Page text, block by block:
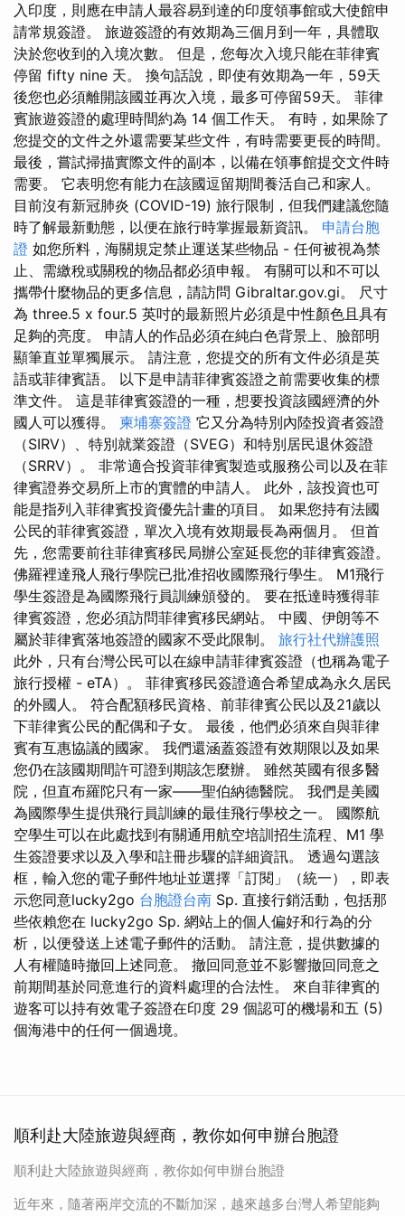
入印度，則應在申請人最容易到達的印度領事館或大使館申
請常規簽證。 旅遊簽證的有效期為三個月到一年，具體取
決於您收到的入境次數。 但是，您每次入境只能在菲律賓
停留 fifty nine 天。 換句話說，即使有效期為一年，59天
後您也必須離開該國並再次入境，最多可停留59天。 菲律
賓旅遊簽證的處理時間約為 14 個工作天。 有時，如果除了
您提交的文件之外還需要某些文件，有時需要更長的時間。
最後，嘗試掃描實際文件的副本，以備在領事館提交文件時
需要。 它表明您有能力在該國逗留期間養活自己和家人。
目前沒有新冠肺炎 (COVID-19) 旅行限制，但我們建議您隨
時了解最新動態，以便在旅行時掌握最新資訊。 申請台胞
證 如您所料，海關規定禁止運送某些物品 - 任何被視為禁
止、需繳稅或關稅的物品都必須申報。 有關可以和不可以
攜帶什麼物品的更多信息，請訪問 Gibraltar.gov.gi。 尺寸
為 three.5 x four.5 英吋的最新照片必須是中性顏色且具有
足夠的亮度。 申請人的作品必須在純白色背景上、臉部明
顯筆直並單獨展示。 請注意，您提交的所有文件必須是英
語或菲律賓語。 以下是申請菲律賓簽證之前需要收集的標
準文件。 這是菲律賓簽證的一種，想要投資該國經濟的外
國人可以獲得。 柬埔寨簽證 它又分為特別內陸投資者簽證
（SIRV）、特別就業簽證（SVEG）和特別居民退休簽證
（SRRV）。 非常適合投資菲律賓製造或服務公司以及在菲
律賓證券交易所上市的實體的申請人。 此外，該投資也可
能是指列入菲律賓投資優先計畫的項目。 如果您持有法國
公民的菲律賓簽證，單次入境有效期最長為兩個月。 但首
先，您需要前往菲律賓移民局辦公室延長您的菲律賓簽證。
佛羅裡達飛人飛行學院已批准招收國際飛行學生。 M1飛行
學生簽證是為國際飛行員訓練頒發的。 要在抵達時獲得菲
律賓簽證，您必須訪問菲律賓移民網站。 中國、伊朗等不
屬於菲律賓落地簽證的國家不受此限制。 旅行社代辦護照
此外，只有台灣公民可以在線申請菲律賓簽證（也稱為電子
旅行授權 - eTA）。 菲律賓移民簽證適合希望成為永久居民
的外國人。 符合配額移民資格、前菲律賓公民以及21歲以
下菲律賓公民的配偶和子女。 最後，他們必須來自與菲律
賓有互惠協議的國家。 我們還涵蓋簽證有效期限以及如果
您仍在該國期間許可證到期該怎麼辦。 雖然英國有很多醫
院，但直布羅陀只有一家——聖伯納德醫院。 我們是美國
為國際學生提供飛行員訓練的最佳飛行學校之一。 國際航
空學生可以在此處找到有關通用航空培訓招生流程、M1 學
生簽證要求以及入學和註冊步驟的詳細資訊。 透過勾選該
框，輸入您的電子郵件地址並選擇「訂閱」（統一），即表
示您同意lucky2go 台胞證台南 Sp. 直接行銷活動，包括那
些依賴您在 lucky2go Sp. 網站上的個人偏好和行為的分
析，以便發送上述電子郵件的活動。 請注意，提供數據的
人有權隨時撤回上述同意。 撤回同意並不影響撤回同意之
前期間基於同意進行的資料處理的合法性。 來自菲律賓的
遊客可以持有效電子簽證在印度 29 個認可的機場和五 (5)
個海港中的任何一個過境。
順利赴大陸旅遊與經商，教你如何申辦台胞證
順利赴大陸旅遊與經商，教你如何申辦台胞證
近年來，隨著兩岸交流的不斷加深，越來越多台灣人希望能夠